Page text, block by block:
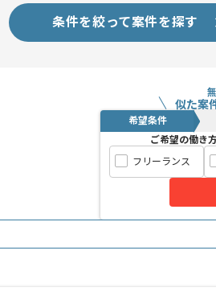
条件を絞って案件を探す
似た案
希望条件
ご希望の働き
フリーランス